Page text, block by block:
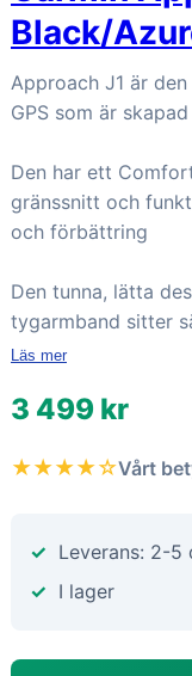
Black/
Approach J1 är
GPS som är
Den har ett
gränssnitt och
och förbättring
Den tunna, lätta
tygarmband sitter
Läs mer
3 499 kr
★★★★☆Vårt
Leverans: 2-5
I lager